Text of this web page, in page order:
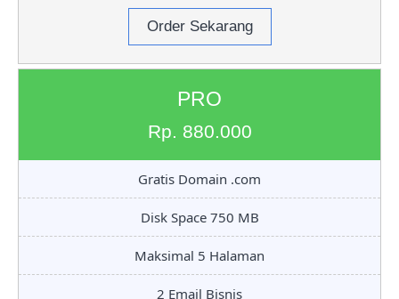
Order Sekarang
PRO
Rp. 880.000
Gratis Domain .com
Disk Space 750 MB
Maksimal 5 Halaman
2 Email Bisnis